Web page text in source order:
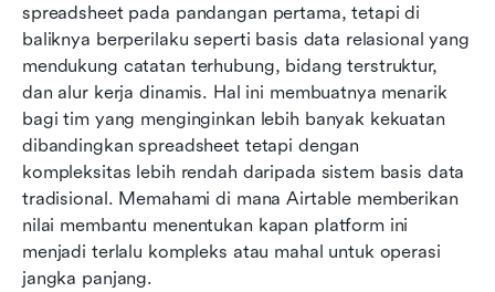
spreadsheet pada pandangan pertama, tetapi di
baliknya berperilaku seperti basis data relasional yang
mendukung catatan terhubung, bidang terstruktur,
dan alur kerja dinamis. Hal ini membuatnya menarik
bagi tim yang menginginkan lebih banyak kekuatan
dibandingkan spreadsheet tetapi dengan
kompleksitas lebih rendah daripada sistem basis data
tradisional. Memahami di mana Airtable memberikan
nilai membantu menentukan kapan platform ini
menjadi terlalu kompleks atau mahal untuk operasi
jangka panjang.